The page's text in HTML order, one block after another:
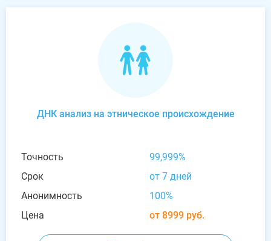
ДНК анализ на этническое происхождение
Точность
99,999%
Срок
от 7 дней
Анонимность
100%
Цена
от 8999 руб.